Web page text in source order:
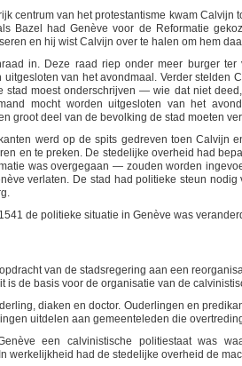
centrum van het protestantisme kwam Calvijn
Bazel had Genève voor de Reformatie
en hij wist Calvijn over te halen om hem
in. Deze raad riep onder meer burger
van het avondmaal. Verder stelden
moest onderschrijven — wie dat niet
mocht worden uitgesloten van het
groot deel van de bevolking de stad moeten
werd op de spits gedreven toen Calvijn
en te preken. De stedelijke overheid had
was overgegaan — zouden worden
verlaten. De stad had politieke steun
de politieke situatie in Genève was
van de stadsregering aan een
is de basis voor de organisatie van de
diaken en doctor. Ouderlingen en
uitdelen aan gemeenteleden die
een calvinistische politiestaat was
werkelijkheid had de stedelijke overheid de